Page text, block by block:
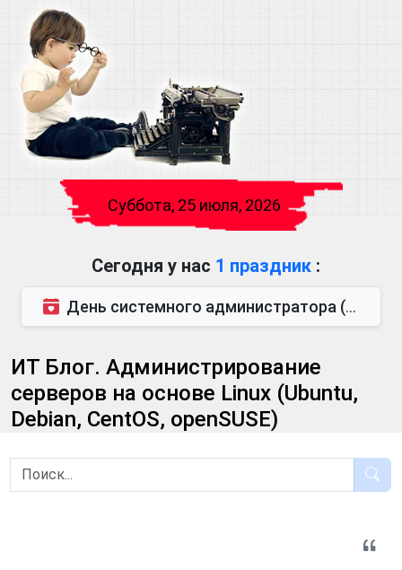
Суббота, 25 июля, 2026
Сегодня у нас 1 праздник :
День системного администратора (также известен как День сисадмина) — праздник, который отмечается...
ИТ Блог. Администрирование
серверов на основе Linux (Ubuntu,
Debian, CentOS, openSUSE)